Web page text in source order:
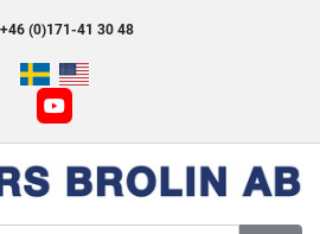
+46 (0)171-41 30 48
youtube